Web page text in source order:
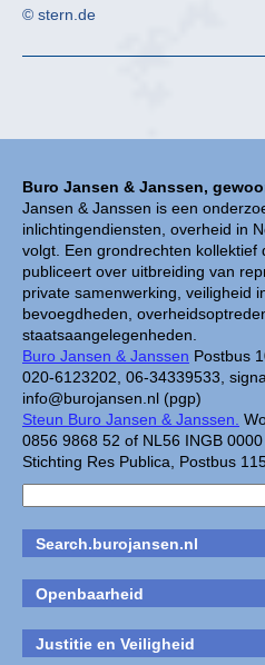
Buro Jansen & Janssen,
Jansen & Janssen is een
inlichtingendiensten, overheid in
volgt. Een grondrechten kollektief
publiceert over uitbreiding van
private samenwerking, veiligheid
bevoegdheden,
staatsaangelegenheden.
Buro Jansen & Janssen Postbus
020-6123202, 06-34339533,
info@burojansen.nl (pgp)
Steun Buro Jansen & Janssen.
0856 9868 52 of NL56 INGB
Stichting Res Publica, Postbus
Search.burojansen.nl
Openbaarheid
Justitie en Veiligheid
© stern.de